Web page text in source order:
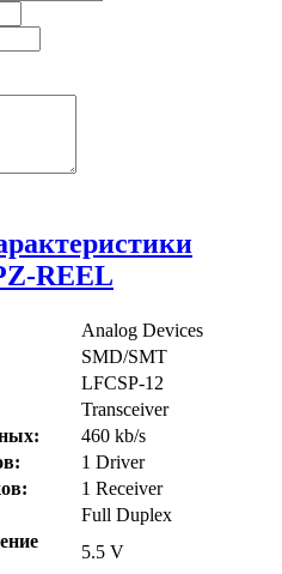
REEL
Analog Devices
SMD/SMT
LFCSP-12
Transceiver
460 kb/s
1 Driver
1 Receiver
Full Duplex
5.5 V